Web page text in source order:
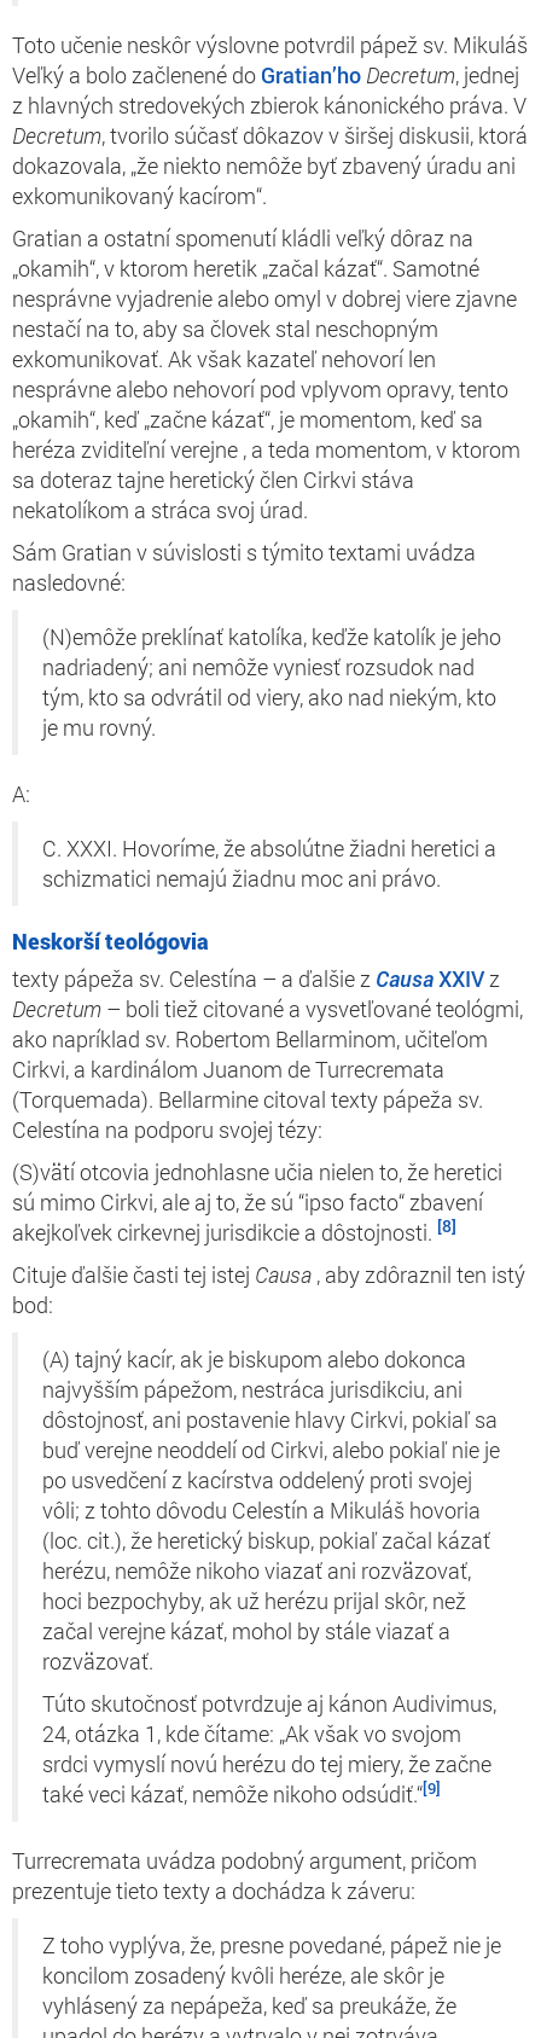
Toto učenie neskôr výslovne potvrdil pápež sv. Mikuláš
Veľký a bolo začlenené do Gratian’ho Decretum, jednej
z hlavných stredovekých zbierok kánonického práva. V
Decretum,tvorilo súčasť dôkazov v širšej diskusii, ktorá
dokazovala, „že niekto nemôže byť zbavený úradu ani
exkomunikovaný kacírom“.
Gratian a ostatní spomenutí kládli veľký dôraz na
„okamih“, v ktorom heretik „začal kázať“. Samotné
nesprávne vyjadrenie alebo omyl v dobrej viere zjavne
nestačí na to, aby sa človek stal neschopným
exkomunikovať. Ak však kazateľ nehovorí len
nesprávne alebo nehovorí pod vplyvom opravy, tento
„okamih“, keď „začne kázať“, je momentom, keď sa
heréza zviditeľníverejne , a teda momentom, v ktorom
sa doteraztajne heretický člen Cirkvi stáva
nekatolíkom a stráca svoj úrad.
Sám Gratian v súvislosti s týmito textami uvádza
nasledovné:
(N)emôže preklínať katolíka, keďže katolík je jeho
nadriadený; ani nemôže vyniesť rozsudok nad
tým, kto sa odvrátil od viery, ako nad niekým, kto
je mu rovný.
A:
C. XXXI. Hovoríme, že absolútne žiadni heretici a
schizmatici nemajú žiadnu moc ani právo.
Neskorší teológovia
texty pápeža sv. Celestína – a ďalšie z CausaXXIVz
Decretum – boli tiež citované a vysvetľované teológmi,
ako napríklad sv. Robertom Bellarminom, učiteľom
Cirkvi, a kardinálom Juanom de Turrecremata
(Torquemada). Bellarmine citoval texty pápeža sv.
Celestína na podporu svojej tézy:
(S)vätí otcovia jednohlasne učia nielen to, že heretici
sú mimo Cirkvi, ale aj to, že sú “ipso facto“ zbavení
akejkoľvek cirkevnej jurisdikcie a dôstojnosti. [8]
Cituje ďalšie časti tej istej Causa , abyzdôraznil ten istý
bod:
(A) tajný kacír, ak je biskupom alebo dokonca
najvyšším pápežom, nestráca jurisdikciu, ani
dôstojnosť, ani postavenie hlavy Cirkvi, pokiaľ sa
buď verejne neoddelí od Cirkvi, alebo pokiaľ nie je
po usvedčení z kacírstva oddelený proti svojej
vôli; z tohto dôvodu Celestín a Mikuláš hovoria
(loc. cit.), že heretický biskup, pokiaľ začal kázať
herézu, nemôže nikoho viazať ani rozväzovať,
hoci bezpochyby, ak už herézu prijal skôr, než
začal verejne kázať, mohol by stále viazať a
rozväzovať.
Túto skutočnosť potvrdzuje aj kánon Audivimus,
24, otázka 1, kde čítame: „Ak však vo svojom
srdci vymyslí novú herézu do tej miery, že začne
také veci kázať, nemôže nikoho odsúdiť.“[9]
Turrecremata uvádza podobný argument, pričom
prezentuje tieto texty a dochádza k záveru:
Z toho vyplýva, že, presne povedané, pápež nie je
koncilom zosadený kvôli heréze, ale skôr je
vyhlásený za nepápeža, keď sa preukáže, že